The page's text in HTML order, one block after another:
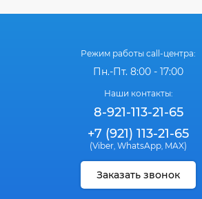
Режим работы call-центра:
Пн.-Пт. 8:00 - 17:00
Наши контакты:
8-921-113-21-65
+7 (921) 113-21-65
(Viber, WhatsApp, MAX)
Заказать звонок